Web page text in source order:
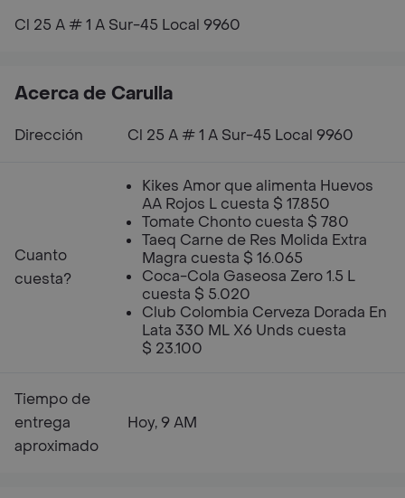
Cl 25 A # 1 A Sur-45 Local 9960
Acerca de Carulla
Dirección Cl 25 A # 1 A Sur-45 Local 9960
Cuanto
cuesta?
Kikes Amor que alimenta Huevos
AA Rojos L cuesta $ 17.850
Tomate Chonto cuesta $ 780
Taeq Carne de Res Molida Extra
Magra cuesta $ 16.065
Coca-Cola Gaseosa Zero 1.5 L
cuesta $ 5.020
Club Colombia Cerveza Dorada En
Lata 330 ML X6 Unds cuesta
$ 23.100
Tiempo de
entrega
aproximado
Hoy, 9 AM